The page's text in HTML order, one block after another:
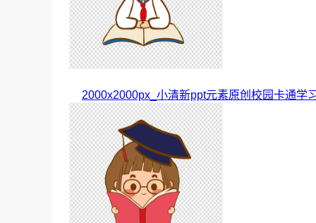
2000x2000px_小清新ppt元素原创校园卡通学